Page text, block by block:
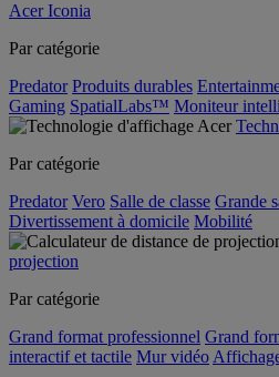
Acer Iconia
Par catégorie
Predator Produits durables
Gaming SpatialLabs™ Moniteur
Par catégorie
Predator Vero Salle de classe Grande
Divertissement à domicile Mobilité
projection
Par catégorie
Grand format professionnel Grand
interactif et tactile Mur vidéo